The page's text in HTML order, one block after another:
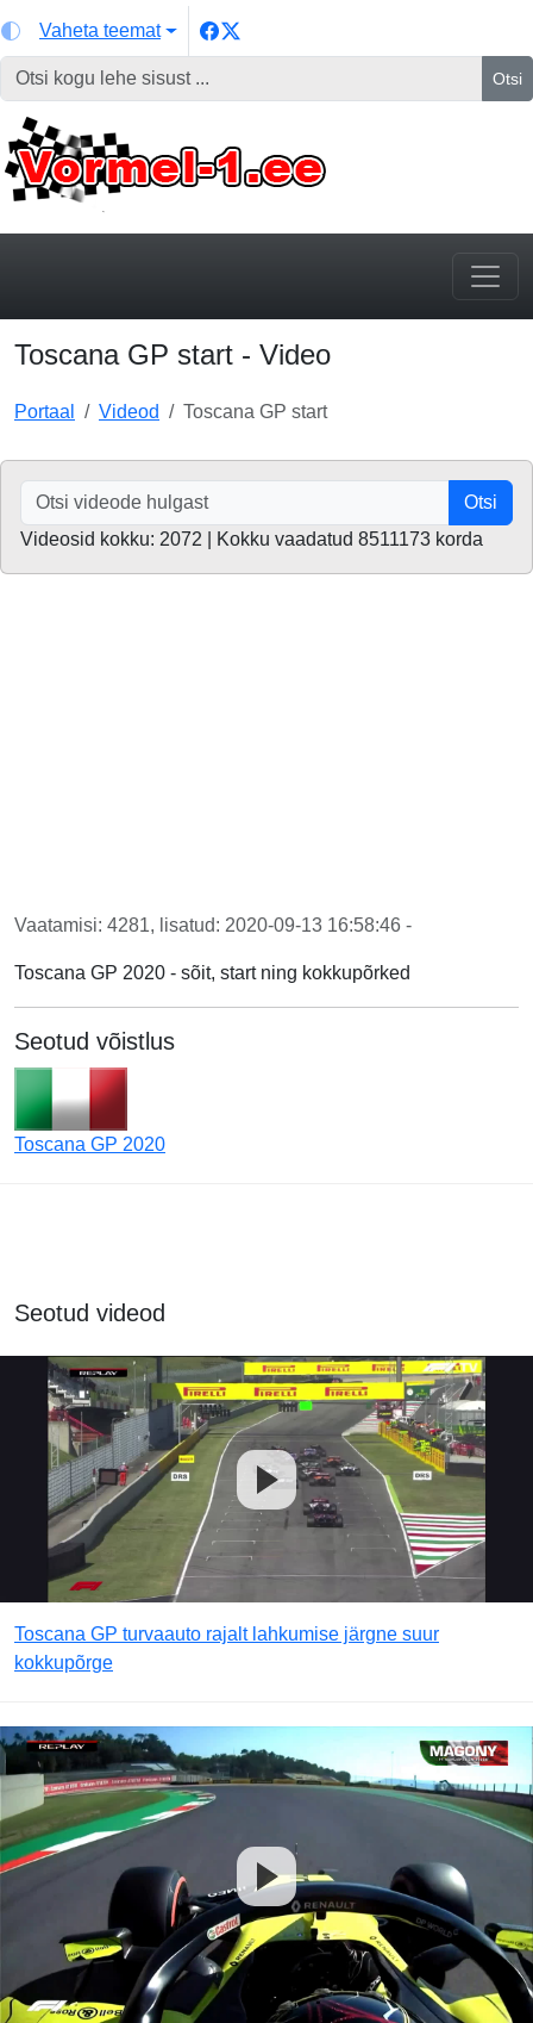
Vaheta teemat
Otsi
Toscana GP start - Video
Portaal Videod Toscana GP start
Otsi
Videosid kokku: 2072 | Kokku vaadatud 8511173 korda
Vaatamisi: 4281, lisatud: 2020-09-13 16:58:46 -
Toscana GP 2020 - sõit, start ning kokkupõrked
Seotud võistlus
Toscana GP 2020
Seotud videod
Toscana GP turvaauto rajalt lahkumise järgne suur
kokkupõrge